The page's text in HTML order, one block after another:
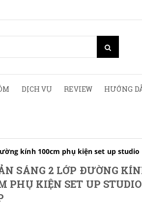
DỊCH VỤ REVIEW HƯỚNG
kính 100cm phụ kiện set up studio
SÁNG 2 LỚP ĐƯỜNG
PHỤ KIỆN SET UP